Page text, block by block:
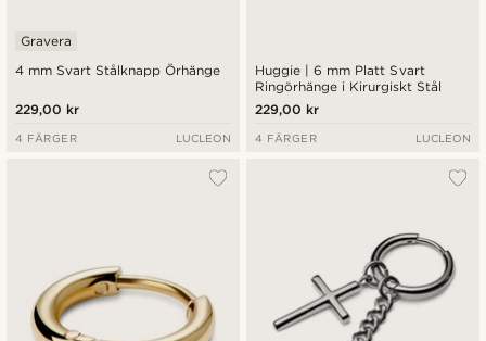
4 mm Svart Stålknapp Örhänge
Gravera
229,00 kr
4 FÄRGER LUCLEON
Huggie | 6 mm Platt Svart
Ringörhänge i Kirurgiskt Stål
229,00 kr
4 FÄRGER LUCLEON